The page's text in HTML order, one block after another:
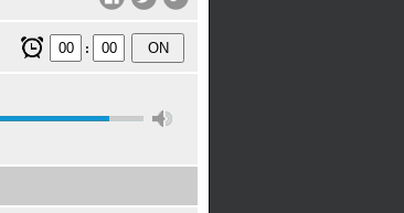
: ON